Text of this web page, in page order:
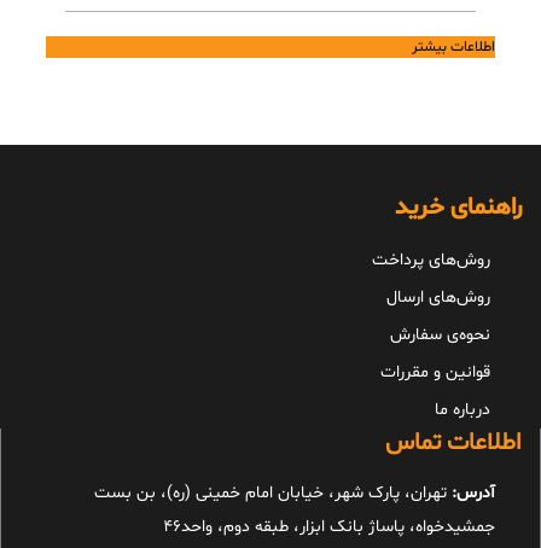
اطلاعات بیشتر
راهنمای خرید
روش‌های پرداخت
روش‌های ارسال
نحوه‌ی سفارش
قوانین و مقررات
درباره ما
اطلاعات تماس
آدرس: تهران، پارک شهر، خیابان امام خمینی (ره)، بن بست
جمشیدخواه، پاساژ بانک ابزار، طبقه دوم، واحد46